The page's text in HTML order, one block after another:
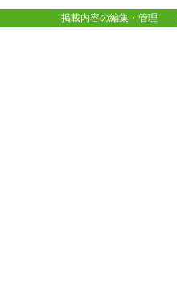
掲載内容の編集・管理